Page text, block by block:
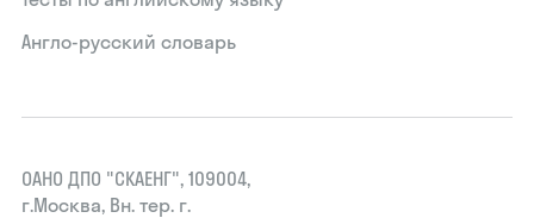
Англо-русский словарь
ОАНО ДПО "СКАЕНГ", 109004,
г.Москва, Вн. тер. г.